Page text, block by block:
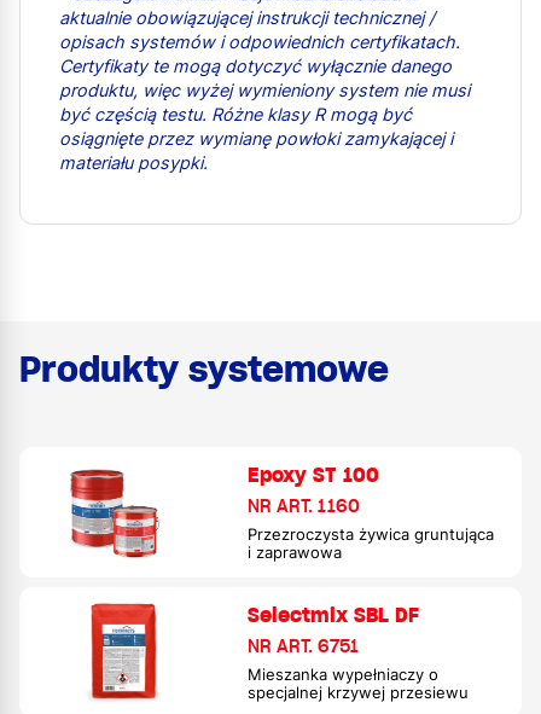
aktualnie obowiązującej instrukcji technicznej /
opisach systemów i odpowiednich certyfikatach.
Certyfikaty te mogą dotyczyć wyłącznie danego
produktu, więc wyżej wymieniony system nie musi
być częścią testu. Różne klasy R mogą być
osiągnięte przez wymianę powłoki zamykającej i
materiału posypki.
Produkty systemowe
Epoxy ST 100
NR ART. 1160
Przezroczysta żywica gruntująca
i zaprawowa
Selectmix SBL DF
NR ART. 6751
Mieszanka wypełniaczy o
specjalnej krzywej przesiewu